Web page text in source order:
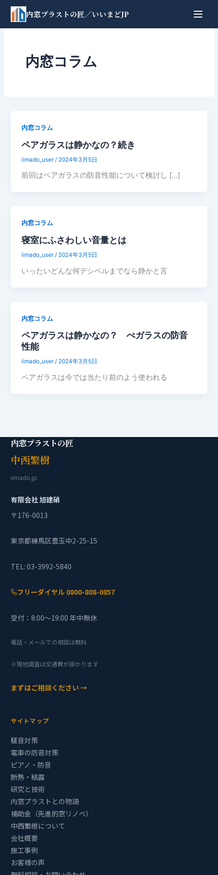
を
内窓プラストの匠／いいまどJP
内窓コラム
内窓コラム
ペアガラスは静かなの？続き
iimado_user / 2024年3月5日
前回はペアガラスの防音性能について検討し […]
内窓コラム
寝室にふさわしい音量とは
iimado_user/ 2024年3月5日
いったいどんな何デシベルまでなら静かと言
内窓コラム
ペアガラスは静かなの？ ぺガラスの防音
性能
iimado_user/ 2024年3月5日
ペアガラスは今では当たり前のよう使われる
内窓プラストの匠
中西繁樹
iimado.jp
有限会社 旭建硝
〒176-0013
東京都練馬区豊玉中2-25-15
TEL: 03-3992-5840
フリーダイヤル 0800-808-0857
受付：8:00〜19:00 年中無休
電話・メールでの相談は無料
※現地調査は交通費が掛かります
まずはご相談ください →
サイトマップ
騒音対策
電車の防音対策
ピアノ・防音
断熱・結露
研究と技術
内窓プラストとの物語
補助金（先進的窓リノベ）
中西繁樹について
会社概要
施工事例
お客様の声